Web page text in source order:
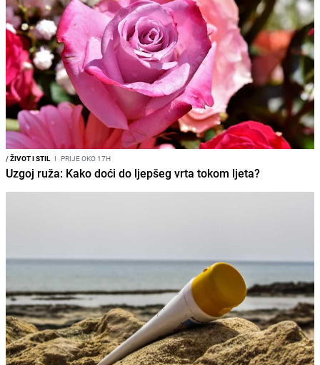
/ŽIVOT I STIL I PRIJE OKO 17H
Uzgoj ruža: Kako doći do ljepšeg vrta tokom ljeta?